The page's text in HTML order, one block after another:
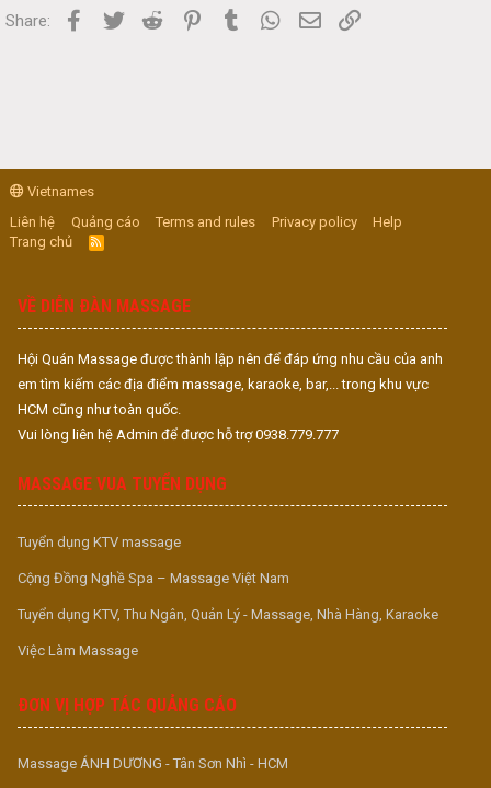
Share: Facebook
Twitter Reddit PinterestTumblr WhatsApp
Email
Vietnames
Liên hệ
Quảng cáo Terms and rules Privacy policy
Help
Trang chủ
R
S
VỀ DIỄN ĐÀN MASSAGE
Hội Quán Massage được thành lập nên để đáp ứng nhu cầu của anh
em tìm kiếm các địa điểm massage, karaoke, bar,... trong khu vực
HCM cũng như toàn quốc.
Vui lòng liên hệ Admin để được hỗ trợ 0938.779.777
MASSAGE VUA TUYỂN DỤNG
Tuyển dụng KTV massage
Cộng Đồng Nghề Spa – Massage Việt Nam
Tuyển dụng KTV, Thu Ngân, Quản Lý - Massage, Nhà Hàng, Karaoke
Việc Làm Massage
ĐƠN VỊ HỢP TÁC QUẢNG CÁO
Massage ÁNH DƯƠNG - Tân Sơn Nhì - HCM